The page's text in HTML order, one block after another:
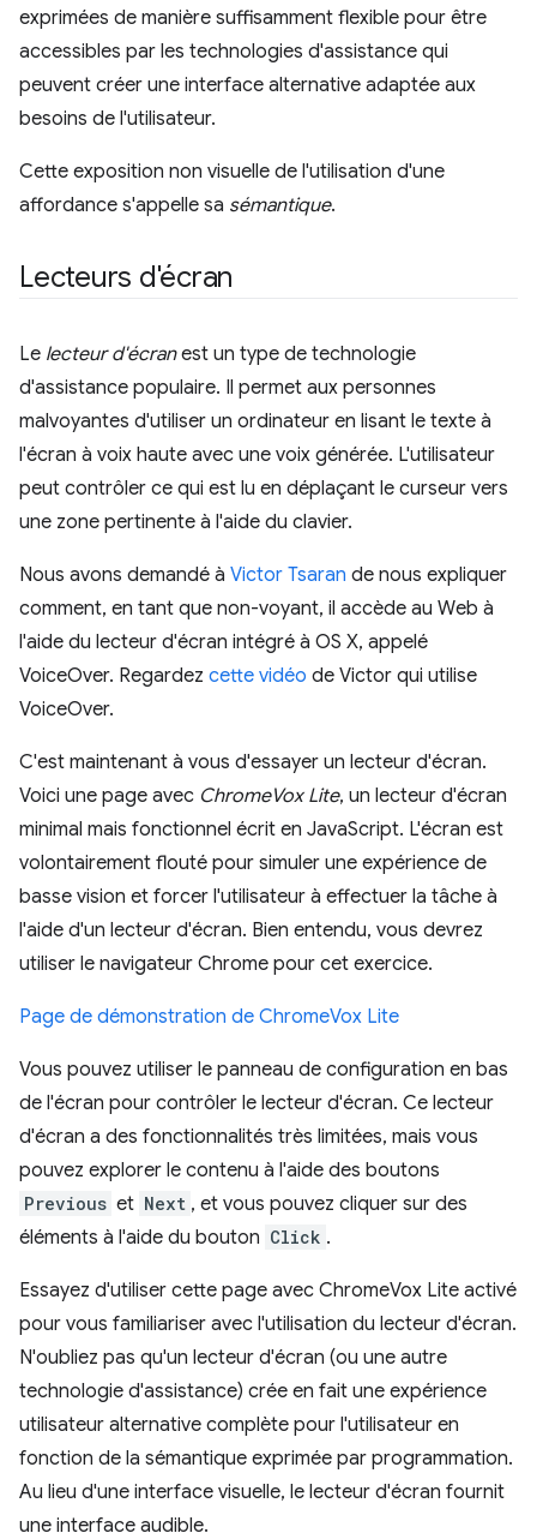
exprimées de manière suffisamment flexible pour être
accessibles par les technologies d'assistance qui
peuvent créer une interface alternative adaptée aux
besoins de l'utilisateur.
Cette exposition non visuelle de l'utilisation d'une
affordance s'appelle sa sémantique.
Lecteurs d'écran
Le lecteur d'écranest un type de technologie
d'assistance populaire. Il permet aux personnes
malvoyantes d'utiliser un ordinateur en lisant le texte à
l'écran à voix haute avec une voix générée. L'utilisateur
peut contrôler ce qui est lu en déplaçant le curseur vers
une zone pertinente à l'aide du clavier.
Nous avons demandé à Victor Tsaran de nous expliquer
comment, en tant que non-voyant, il accède au Web à
l'aide du lecteur d'écran intégré à OS X, appelé
VoiceOver. Regardez cette vidéo de Victor qui utilise
VoiceOver.
C'est maintenant à vous d'essayer un lecteur d'écran.
Voici une page avec ChromeVox Lite, un lecteur d'écran
minimal mais fonctionnel écrit en JavaScript. L'écran est
volontairement flouté pour simuler une expérience de
basse vision et forcer l'utilisateur à effectuer la tâche à
l'aide d'un lecteur d'écran. Bien entendu, vous devrez
utiliser le navigateur Chrome pour cet exercice.
Page de démonstration de ChromeVox Lite
Vous pouvez utiliser le panneau de configuration en bas
de l'écran pour contrôler le lecteur d'écran. Ce lecteur
d'écran a des fonctionnalités très limitées, mais vous
pouvez explorer le contenu à l'aide des boutons
Previous et Next , et vous pouvez cliquer sur des
éléments à l'aide du bouton Click .
Essayez d'utiliser cette page avec ChromeVox Lite activé
pour vous familiariser avec l'utilisation du lecteur d'écran.
N'oubliez pas qu'un lecteur d'écran (ou une autre
technologie d'assistance) crée en fait une expérience
utilisateur alternative complète pour l'utilisateur en
fonction de la sémantique exprimée par programmation.
Au lieu d'une interface visuelle, le lecteur d'écran fournit
une interface audible.